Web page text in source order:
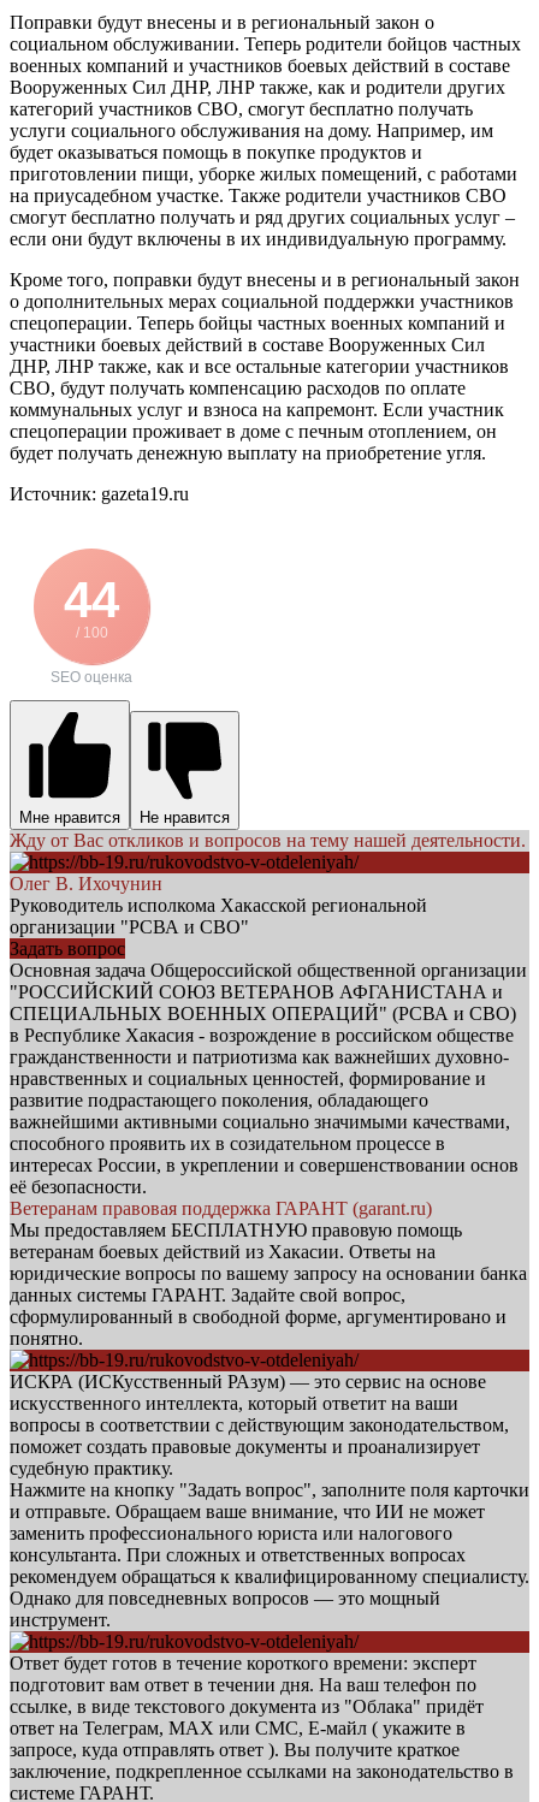
Поправки будут внесены и в региональный закон о
социальном обслуживании. Теперь родители бойцов частных
военных компаний и участников боевых действий в составе
Вооруженных Сил ДНР, ЛНР также, как и родители других
категорий участников СВО, смогут бесплатно получать
услуги социального обслуживания на дому. Например, им
будет оказываться помощь в покупке продуктов и
приготовлении пищи, уборке жилых помещений, с работами
на приусадебном участке. Также родители участников СВО
смогут бесплатно получать и ряд других социальных услуг –
если они будут включены в их индивидуальную программу.
Кроме того, поправки будут внесены и в региональный закон
о дополнительных мерах социальной поддержки участников
спецоперации. Теперь бойцы частных военных компаний и
участники боевых действий в составе Вооруженных Сил
ДНР, ЛНР также, как и все остальные категории участников
СВО, будут получать компенсацию расходов по оплате
коммунальных услуг и взноса на капремонт. Если участник
спецоперации проживает в доме с печным отоплением, он
будет получать денежную выплату на приобретение угля.
Источник: gazeta19.ru
44
/ 100
SEO оценка
Мне нравится Не нравится
Жду от Вас откликов и вопросов на тему нашей деятельности.
Олег В. Ихочунин
Руководитель исполкома Хакасской региональной
организации "РСВА и СВО"
Задать вопрос
Основная задача Общероссийской общественной организации
"РОССИЙСКИЙ СОЮЗ ВЕТЕРАНОВ АФГАНИСТАНА и
СПЕЦИАЛЬНЫХ ВОЕННЫХ ОПЕРАЦИЙ" (РСВА и СВО)
в Республике Хакасия - возрождение в российском обществе
гражданственности и патриотизма как важнейших духовно-
нравственных и социальных ценностей, формирование и
развитие подрастающего поколения, обладающего
важнейшими активными социально значимыми качествами,
способного проявить их в созидательном процессе в
интересах России, в укреплении и совершенствовании основ
её безопасности.
Ветеранам правовая поддержка ГАРАНТ (garant.ru)
Мы предоставляем БЕСПЛАТНУЮ правовую помощь
ветеранам боевых действий из Хакасии. Ответы на
юридические вопросы по вашему запросу на основании банка
данных системы ГАРАНТ. Задайте свой вопрос,
сформулированный в свободной форме, аргументировано и
понятно.
ИСКРА (ИСКусственный РАзум) — это сервис на основе
искусственного интеллекта, который ответит на ваши
вопросы в соответствии с действующим законодательством,
поможет создать правовые документы и проанализирует
судебную практику.
Нажмите на кнопку "Задать вопрос", заполните поля карточки
и отправьте. Обращаем ваше внимание, что ИИ не может
заменить профессионального юриста или налогового
консультанта. При сложных и ответственных вопросах
рекомендуем обращаться к квалифицированному специалисту.
Однако для повседневных вопросов — это мощный
инструмент.
Ответ будет готов в течение короткого времени: эксперт
подготовит вам ответ в течении дня. На ваш телефон по
ссылке, в виде текстового документа из "Облака" придёт
ответ на Телеграм, МАХ или СМС, Е-майл ( укажите в
запросе, куда отправлять ответ ). Вы получите краткое
заключение, подкрепленное ссылками на законодательство в
системе ГАРАНТ.